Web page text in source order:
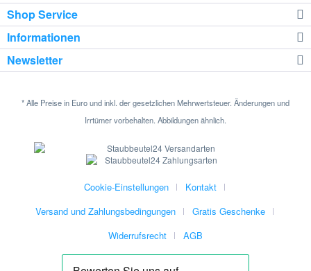
Shop Service
Informationen
Newsletter
* Alle Preise in Euro und inkl. der gesetzlichen Mehrwertsteuer. Änderungen und
Irrtümer vorbehalten. Abbildungen ähnlich.
Cookie-Einstellungen
Kontakt
Versand und Zahlungsbedingungen
Gratis Geschenke
Widerrufsrecht
AGB